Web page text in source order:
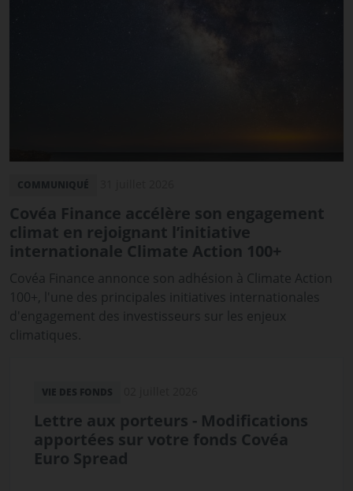
Covéa Finance accélère son engagement
climat en rejoignant l’initiative
internationale Climate Action 100+
Covéa Finance annonce son adhésion à Climate Action
100+, l'une des principales initiatives internationales
d'engagement des investisseurs sur les enjeux
climatiques.
VIE DES FONDS
Lettre aux porteurs - Modifications
apportées sur votre fonds Covéa
Euro Spread